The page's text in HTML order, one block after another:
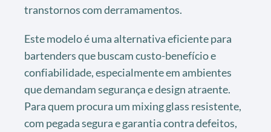
transtornos com derramamentos.
Este modelo é uma alternativa eficiente para
bartenders que buscam custo-benefício e
confiabilidade, especialmente em ambientes
que demandam segurança e design atraente.
Para quem procura um mixing glass resistente,
com pegada segura e garantia contra defeitos,